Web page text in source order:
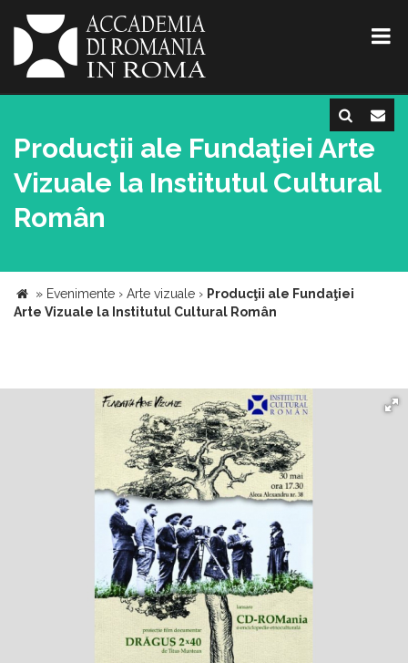
Producţii ale Fundaţiei Arte
Vizuale la Institutul Cultural
Român
» Evenimente › Arte vizuale › Producţii ale Fundaţiei
Arte Vizuale la Institutul Cultural Român